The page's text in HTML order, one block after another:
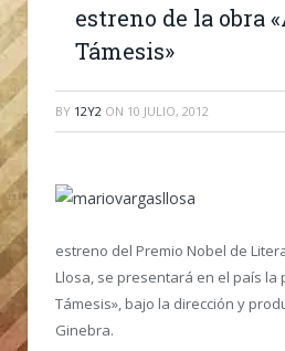
estreno de la obra
Támesis»
BY 12Y2 ON 10 JULIO, 2012
estreno del Premio Nobel de
Llosa, se presentará en el país la
Támesis», bajo la dirección y
Ginebra.